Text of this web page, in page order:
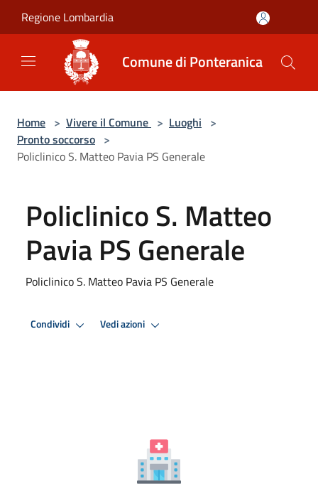
Regione Lombardia
Comune di Ponteranica
Home > Vivere il Comune > Luoghi >
Pronto soccorso >
Policlinico S. Matteo Pavia PS Generale
Policlinico S. Matteo
Pavia PS Generale
Policlinico S. Matteo Pavia PS Generale
Condividi Vedi azioni